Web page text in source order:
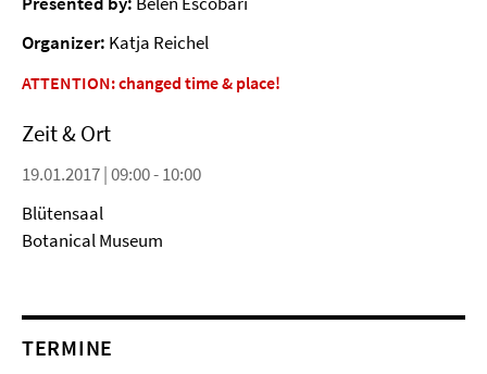
Organizer: Katja Reichel
ATTENTION: changed time & place!
Zeit & Ort
19.01.2017 | 09:00 - 10:00
Blütensaal
Botanical Museum
TERMINE